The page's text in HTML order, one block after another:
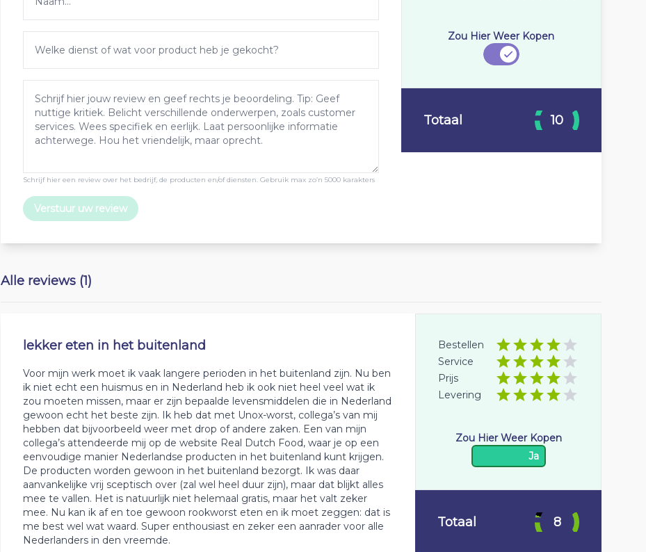
Schrijf hier een review over het bedrijf, de producten en/of diensten. Gebruik max zo’n 5000 karakters
Verstuur uw review
Zou Hier Weer Kopen
Totaal 10
Alle reviews (1)
lekker eten in het buitenland
Voor mijn werk moet ik vaak langere perioden in het buitenland zijn. Nu ben
ik niet echt een huismus en in Nederland heb ik ook niet heel veel wat ik
zou moeten missen, maar er zijn bepaalde levensmiddelen die in Nederland
gewoon echt het beste zijn. Ik heb dat met Unox-worst, collega’s van mij
hebben dat bijvoorbeeld weer met drop of andere zaken. Een van mijn
collega’s attendeerde mij op de website Real Dutch Food, waar je op een
eenvoudige manier Nederlandse producten in het buitenland kunt krijgen.
De producten worden gewoon in het buitenland bezorgt. Ik was daar
aanvankelijke vrij sceptisch over (zal wel heel duur zijn), maar dat blijkt alles
mee te vallen. Het is natuurlijk niet helemaal gratis, maar het valt zeker
mee. Nu kan ik af en toe gewoon rookworst eten en ik moet zeggen: dat is
me best wel wat waard. Super enthousiast en zeker een aanrader voor alle
Nederlanders in den vreemde.
Bestellen
Service
Prijs
Levering
Zou Hier Weer Kopen
Ja
Totaal 8